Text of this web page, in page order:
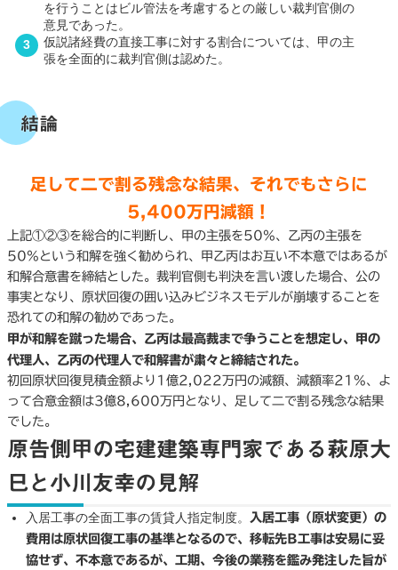
を行うことはビル管法を考慮するとの厳しい裁判官側の
意見であった。
仮説諸経費の直接工事に対する割合については、甲の主
張を全面的に裁判官側は認めた。
結論
足して二で割る残念な結果、それでもさらに
5,400万円減額！
上記①②③を総合的に判断し、甲の主張を50%、乙丙の主張を
50%という和解を強く勧められ、甲乙丙はお互い不本意ではあるが
和解合意書を締結とした。裁判官側も判決を言い渡した場合、公の
事実となり、原状回復の囲い込みビジネスモデルが崩壊することを
恐れての和解の勧めであった。
甲が和解を蹴った場合、乙丙は最高裁まで争うことを想定し、甲の
代理人、乙丙の代理人で和解書が粛々と締結された。
初回原状回復見積金額より1億2,022万円の減額、減額率21%、よ
って合意金額は3億8,600万円となり、足して二で割る残念な結果
でした。
原告側甲の宅建建築専門家である萩原大
巳と小川友幸の見解
入居工事の全面工事の賃貸人指定制度。
入居工事（原状変更）の
費用は原状回復工事の基準となるので、移転先B工事は安易に妥
協せず、不本意であるが、工期、今後の業務を鑑み発注した旨が